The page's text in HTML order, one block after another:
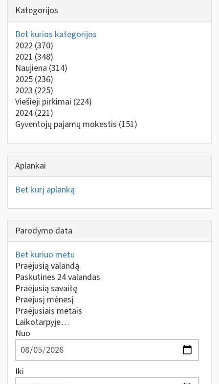
Kategorijos
Bet kurios kategorijos
2022 (370)
2021 (348)
Naujiena (314)
2025 (236)
2023 (225)
Viešieji pirkimai (224)
2024 (221)
Gyventojų pajamų mokestis (151)
Aplankai
Bet kurį aplanką
Parodymo data
Bet kuriuo metu
Praėjusią valandą
Paskutines 24 valandas
Praėjusią savaitę
Praėjusį mėnesį
Praėjusiais metais
Laikotarpyje…
Nuo
Iki